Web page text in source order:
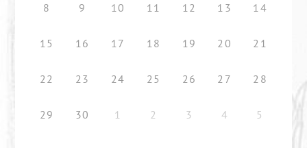
8 9 10 11 12 13 14
15 16 17 18 19 20 21
22 23 24 25 26 27 28
29 30 1 2 3 4 5